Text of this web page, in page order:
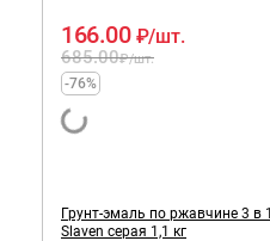
685.00₽/шт.
166.00 ₽/шт.
-76%
Грунт-эмаль по ржавчине 3 в 1
Slaven серая 1,1 кг